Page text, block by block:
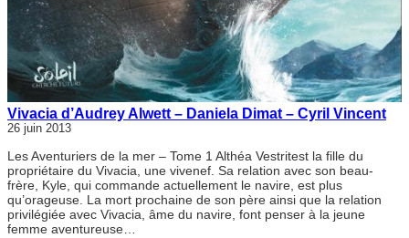
Vivacia d’Audrey Alwett – Daniela Dimat – Cyril Vincent
26 juin 2013
Les Aventuriers de la mer – Tome 1 Althéa Vestritest la fille du
propriétaire du Vivacia, une vivenef. Sa relation avec son beau-
frère, Kyle, qui commande actuellement le navire, est plus
qu’orageuse. La mort prochaine de son père ainsi que la relation
privilégiée avec Vivacia, âme du navire, font penser à la jeune
femme aventureuse…